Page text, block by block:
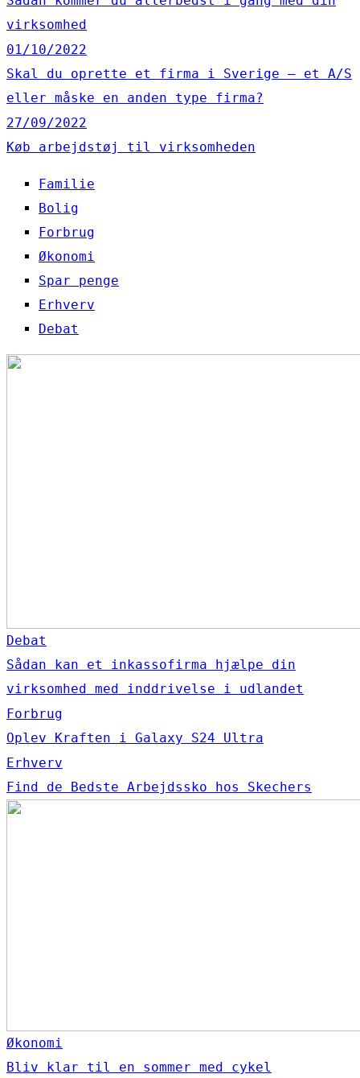
virksomhed
01/10/2022
Skal du oprette et firma i Sverige – et A/S
eller måske en anden type firma?
27/09/2022
Køb arbejdstøj til virksomheden
Familie
Bolig
Forbrug
Økonomi
Spar penge
Erhverv
Debat
Debat
Sådan kan et inkassofirma hjælpe din
virksomhed med inddrivelse i udlandet
Forbrug
Oplev Kraften i Galaxy S24 Ultra
Erhverv
Find de Bedste Arbejdssko hos Skechers
Økonomi
Bliv klar til en sommer med cykel